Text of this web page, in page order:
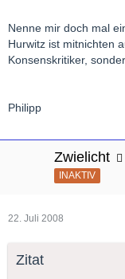
Nenne mir doch mal
Hurwitz ist mitnichten
Konsenskritiker,
Philipp
Zwielicht
INAKTIV
22. Juli 2008
Zitat